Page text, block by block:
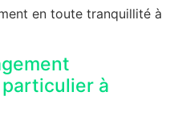
en toute tranquillité à
à